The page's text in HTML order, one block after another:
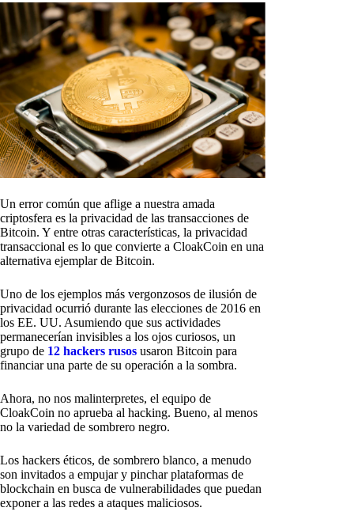
Un error común que aflige a nuestra amada
criptosfera es la privacidad de las transacciones de
Bitcoin. Y entre otras características, la privacidad
transaccional es lo que convierte a CloakCoin en una
alternativa ejemplar de Bitcoin.
Uno de los ejemplos más vergonzosos de ilusión de
privacidad ocurrió durante las elecciones de 2016 en
los EE. UU. Asumiendo que sus actividades
permanecerían invisibles a los ojos curiosos, un
grupo de 12 hackers rusos usaron Bitcoin para
financiar una parte de su operación a la sombra.
Ahora, no nos malinterpretes, el equipo de
CloakCoin no aprueba al hacking. Bueno, al menos
no la variedad de sombrero negro.
Los hackers éticos, de sombrero blanco, a menudo
son invitados a empujar y pinchar plataformas de
blockchain en busca de vulnerabilidades que puedan
exponer a las redes a ataques maliciosos.